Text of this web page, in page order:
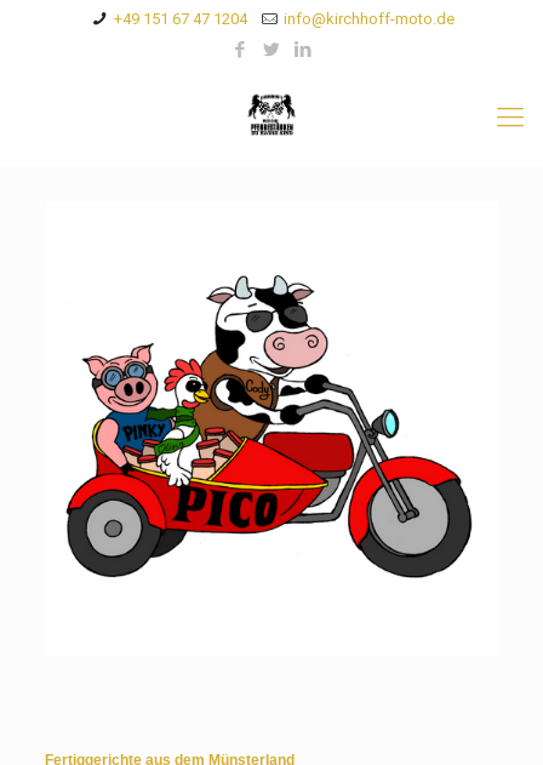
+49 151 67 47 1204 info@kirchhoff-moto.de
Fertiggerichte aus dem Münsterland